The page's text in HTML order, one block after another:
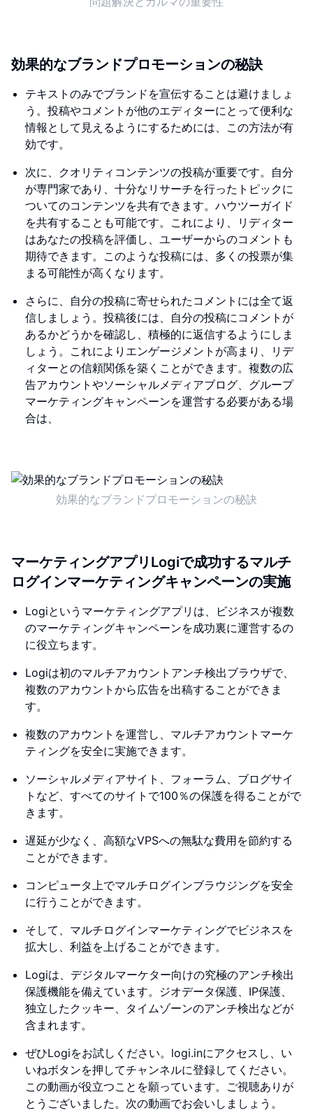
効果的なブランドプロモーションの秘訣
テキストのみでブランドを宣伝することは避けましょ
う。投稿やコメントが他のエディターにとって便利な
情報として見えるようにするためには、この方法が有
効です。
次に、クオリティコンテンツの投稿が重要です。自分
が専門家であり、十分なリサーチを行ったトピックに
ついてのコンテンツを共有できます。ハウツーガイド
を共有することも可能です。これにより、リディター
はあなたの投稿を評価し、ユーザーからのコメントも
期待できます。このような投稿には、多くの投票が集
まる可能性が高くなります。
さらに、自分の投稿に寄せられたコメントには全て返
信しましょう。投稿後には、自分の投稿にコメントが
あるかどうかを確認し、積極的に返信するようにしま
しょう。これによりエンゲージメントが高まり、リデ
ィターとの信頼関係を築くことができます。複数の広
告アカウントやソーシャルメディアブログ、グループ
マーケティングキャンペーンを運営する必要がある場
合は、
効果的なブランドプロモーションの秘訣
マーケティングアプリLogiで成功するマルチ
ログインマーケティングキャンペーンの実施
Logiというマーケティングアプリは、ビジネスが複数
のマーケティングキャンペーンを成功裏に運営するの
に役立ちます。
Logiは初のマルチアカウントアンチ検出ブラウザで、
複数のアカウントから広告を出稿することができま
す。
複数のアカウントを運営し、マルチアカウントマーケ
ティングを安全に実施できます。
ソーシャルメディアサイト、フォーラム、ブログサイ
トなど、すべてのサイトで100％の保護を得ることがで
きます。
遅延が少なく、高額なVPSへの無駄な費用を節約する
ことができます。
コンピュータ上でマルチログインブラウジングを安全
に行うことができます。
そして、マルチログインマーケティングでビジネスを
拡大し、利益を上げることができます。
Logiは、デジタルマーケター向けの究極のアンチ検出
保護機能を備えています。ジオデータ保護、IP保護、
独立したクッキー、タイムゾーンのアンチ検出などが
含まれます。
ぜひLogiをお試しください。logi.inにアクセスし、い
いねボタンを押してチャンネルに登録してください。
この動画が役立つことを願っています。ご視聴ありが
とうございました。次の動画でお会いしましょう。